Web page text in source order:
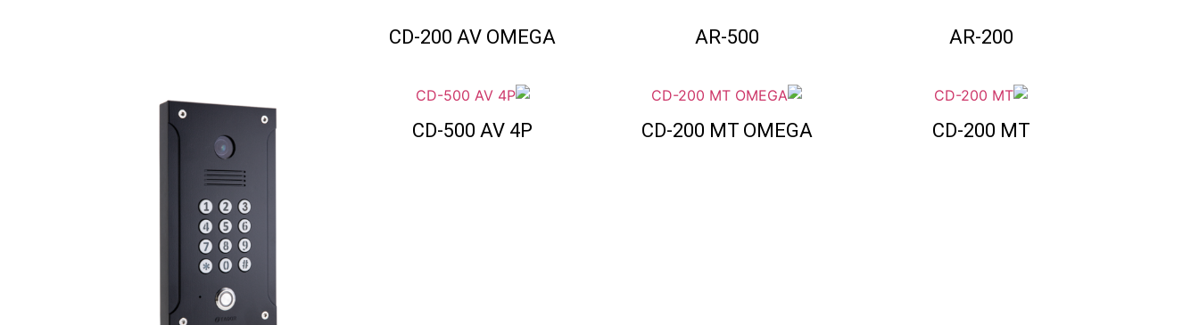
AR-200
AR-500
CD-200 AV OMEGA
CD-200 MT
CD-200 MT OMEGA
CD-500 AV 4P